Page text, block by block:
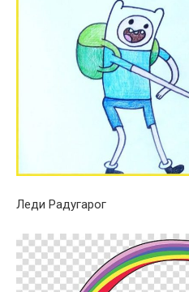
Леди Радугарог